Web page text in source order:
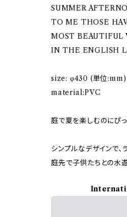
SUMMER
TO ME THOSE
MOST BEAUTIFUL
IN THE ENGLISH
size: φ430 (単位:mm)
material:PVC
庭で夏を楽しむのにぴ
シンプルなデザインで、
庭先で子供たちとの水